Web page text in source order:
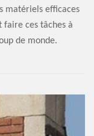
matériels efficaces
faire ces tâches à
de monde.